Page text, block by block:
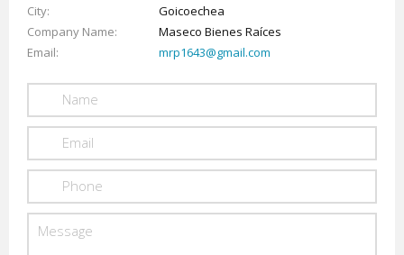
City
Goicoechea
Company Name
Maseco Bienes Raíces
Email
mrp1643@gmail.com